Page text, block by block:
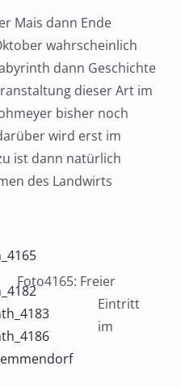
Mais dann Ende
wahrscheinlich
dann Geschichte
dieser Art im
bisher noch
wird erst im
ist dann natürlich
des Landwirts
Foto4165: Freier
Eintritt
im